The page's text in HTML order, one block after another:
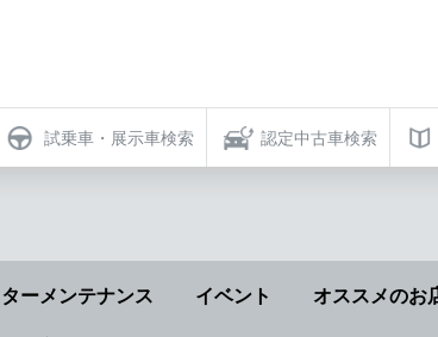
試乗車・展示車検索 認定中古車検索
ーメンテナンス イベント オススメのお